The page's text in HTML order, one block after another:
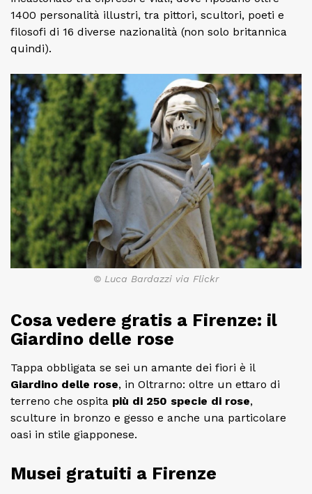
1400 personalità illustri, tra pittori, scultori, poeti e
filosofi di 16 diverse nazionalità (non solo britannica
quindi).
© Luca Bardazzi via Flickr
Cosa vedere gratis a Firenze: il
Giardino delle rose
Tappa obbligata se sei un amante dei fiori è il
Giardino delle rose, in Oltrarno: oltre un ettaro di
terreno che ospita più di 250 specie di rose,
sculture in bronzo e gesso e anche una particolare
oasi in stile giapponese.
Musei gratuiti a Firenze